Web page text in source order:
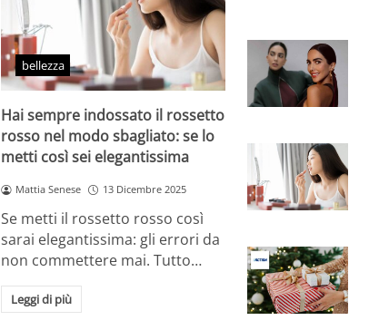
bellezza
Hai sempre indossato il rossetto
rosso nel modo sbagliato: se lo
metti così sei elegantissima
Mattia Senese 13 Dicembre 2025
Se metti il rossetto rosso così
sarai elegantissima: gli errori da
non commettere mai. Tutto…
Leggi di più